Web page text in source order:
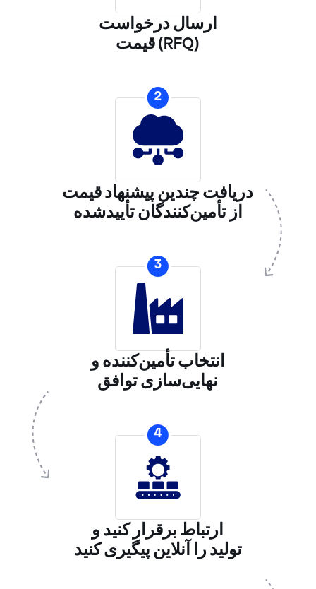
ارسال درخواست
قیمت (RFQ)
2
دریافت چندین پیشنهاد قیمت
از تأمین‌کنندگان تأییدشده
3
انتخاب تأمین‌کننده و
نهایی‌سازی توافق
4
ارتباط برقرار کنید و
تولید را آنلاین پیگیری کنید